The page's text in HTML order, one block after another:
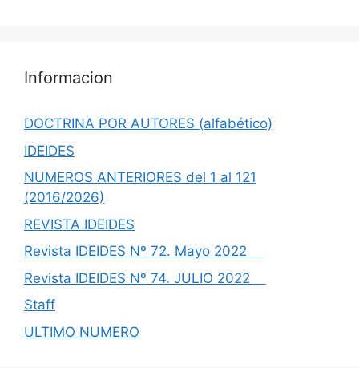
Informacion
DOCTRINA POR AUTORES (alfabético)
IDEIDES
NUMEROS ANTERIORES del 1 al 121
(2016/2026)
REVISTA IDEIDES
Revista IDEIDES Nº 72. Mayo 2022
Revista IDEIDES Nº 74. JULIO 2022
Staff
ULTIMO NUMERO